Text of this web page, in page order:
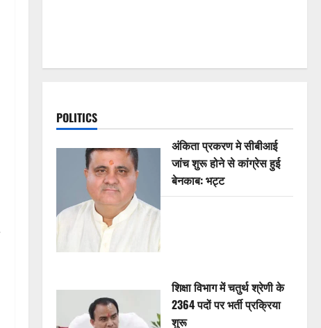
POLITICS
अंकिता प्रकरण मे सीबीआई
जांच शुरू होने से कांग्रेस हुई
बेनकाब: भट्ट
शिक्षा विभाग में चतुर्थ श्रेणी के
2364 पदों पर भर्ती प्रक्रिया
शुरू